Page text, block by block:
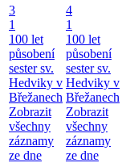
3
1
100 let
působení
sester sv.
Hedviky v
Břežanech
Zobrazit
všechny
záznamy
ze dne
4
1
100 let
působení
sester sv.
Hedviky v
Břežanech
Zobrazit
všechny
záznamy
ze dne